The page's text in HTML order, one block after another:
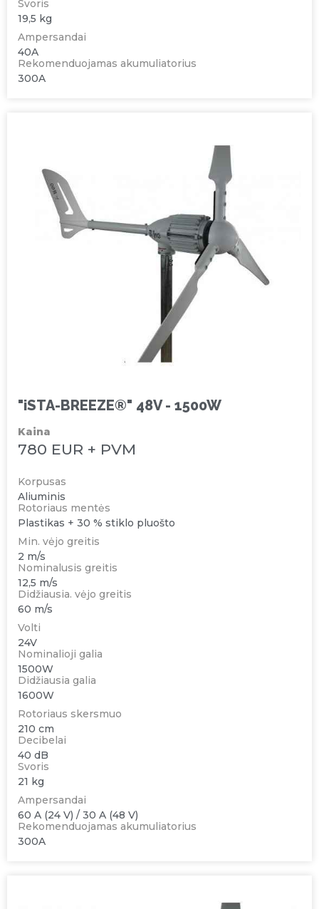
Svoris
19,5 kg
Ampersandai
40A
Rekomenduojamas akumuliatorius
300A
"iSTA-BREEZE®" 48V - 1500W
Kaina
780 EUR + PVM
Korpusas
Aliuminis
Rotoriaus mentės
Plastikas + 30 % stiklo pluošto
Min. vėjo greitis
2 m/s
Nominalusis greitis
12,5 m/s
Didžiausia. vėjo greitis
60 m/s
Volti
24V
Nominalioji galia
1500W
Didžiausia galia
1600W
Rotoriaus skersmuo
210 cm
Decibelai
40 dB
Svoris
21 kg
Ampersandai
60 A (24 V) / 30 A (48 V)
Rekomenduojamas akumuliatorius
300A